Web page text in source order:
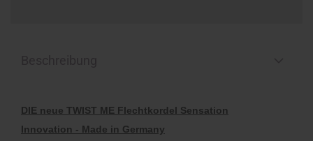
DIE neue TWIST ME Flechtkordel Sensation
Innovation - Made in Germany